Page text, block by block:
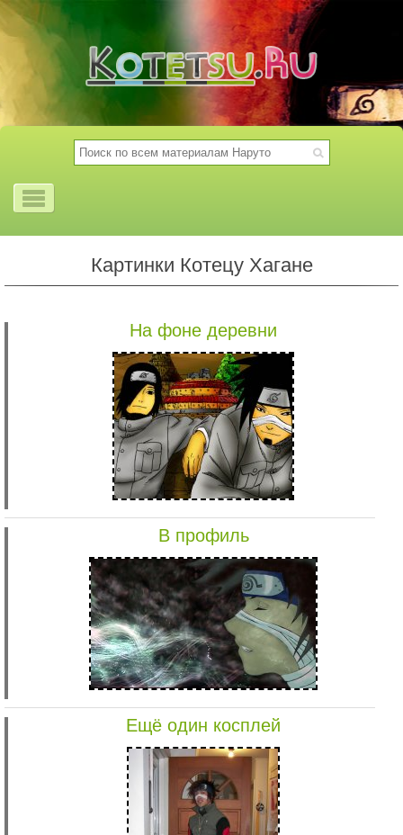
Картинки Котецу Хагане
На фоне деревни
В профиль
Ещё один косплей